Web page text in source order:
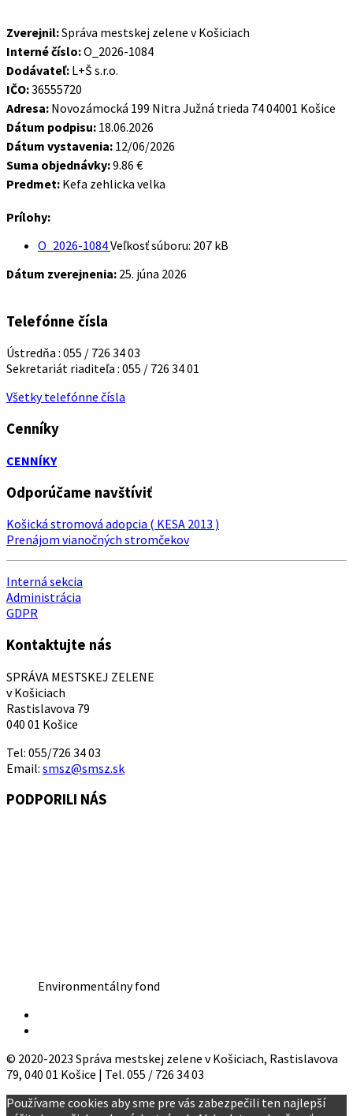
Zverejnil:Správa mestskej zelene v Košiciach
Interné číslo:O_2026-1084
Dodávateľ: L+Š s.r.o.
IČO:36555720
Adresa: Novozámocká 199 Nitra Južná trieda 74 04001 Košice
Dátum podpisu: 18.06.2026
Dátum vystavenia: 12/06/2026
Suma objednávky:9.86 €
Predmet: Kefa zehlicka velka
Prílohy:
O_2026-1084Veľkosť súboru: 207 kB
Dátum zverejnenia: 25. júna 2026
Telefónne čísla
Ústredňa : 055 / 726 34 03
Sekretariát riaditeľa : 055 / 726 34 01
Všetky telefónne čísla
Cenníky
CENNÍKY
Odporúčame navštíviť
Košická stromová adopcia ( KESA 2013 )
Prenájom vianočných stromčekov
Interná sekcia
Administrácia
GDPR
Kontaktujte nás
SPRÁVA MESTSKEJ ZELENE
v Košiciach
Rastislavova 79
040 01 Košice
Tel: 055/726 34 03
Email: smsz@smsz.sk
PODPORILI NÁS
Environmentálny fond
© 2020-2023 Správa mestskej zelene v Košiciach, Rastislavova
79, 040 01 Košice | Tel. 055 / 726 34 03
Používame cookies aby sme pre vás zabezpečili ten najlepší